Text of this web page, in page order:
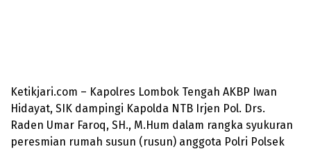
Ketikjari.com – Kapolres Lombok Tengah AKBP Iwan
Hidayat, SIK dampingi Kapolda NTB Irjen Pol. Drs.
Raden Umar Faroq, SH., M.Hum dalam rangka syukuran
peresmian rumah susun (rusun) anggota Polri Polsek